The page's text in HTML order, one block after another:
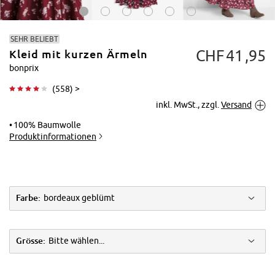
Tippen zum
SEHR BELIEBT
Kleid mit kurzen Ärmeln
bonprix
(558) >
CHF41 95
inkl. MwSt., zzgl. Versand
100% Baumwolle
Produktinformationen
Farbe: bordeaux geblümt
Grösse: Bitte wählen...